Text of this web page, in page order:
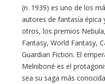
(n. 1939) es uno de los
autores de fantasía épica
otros, los premios
Fantasy, World Fantasy,
Guardian Fiction. El
Melniboné es el
sea su saga más